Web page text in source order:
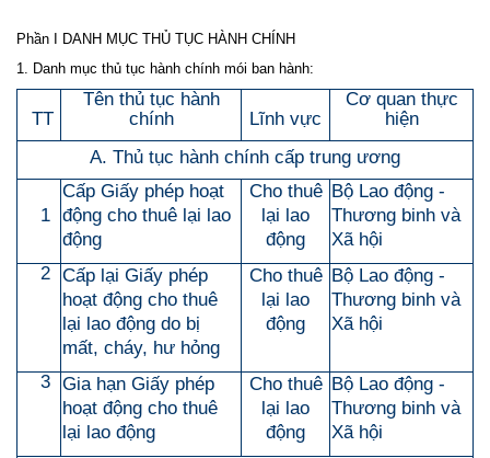
Phần I DANH MỤC THỦ TỤC HÀNH CHÍNH
1. Danh mục thủ tục hành chính mói ban hành:
TT
Tên thủ tục hành
chính
Lĩnh vực
Cơ quan thực
hiện
A. Thủ tục hành chính cấp trung ương
1
Cấp Giấy phép hoạt
động cho thuê lại lao
động
Cho thuê
lại lao
động
Bộ Lao động -
Thương binh và
Xã hội
2 Cấp lại Giấy phép
hoạt động cho thuê
lại lao động do bị
mất, cháy, hư hỏng
Cho thuê
lại lao
động
Bộ Lao động -
Thương binh và
Xã hội
3 Gia hạn Giấy phép
hoạt động cho thuê
lại lao động
Cho thuê
lại lao
động
Bộ Lao động -
Thương binh và
Xã hội